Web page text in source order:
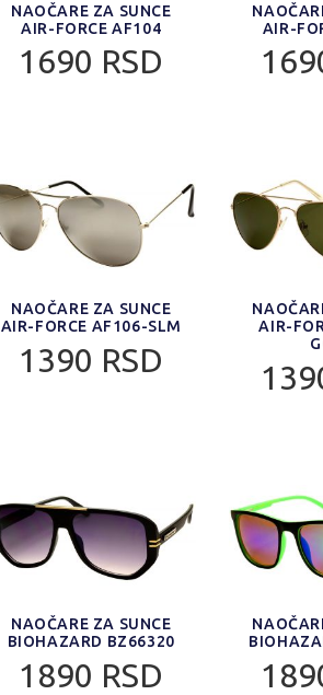
NAOČARE ZA SUNCE
AIR-FORCE AF104
1690 RSD
AIR-
NAOČARE ZA SUNCE
AIR-FORCE AF106-SLM
1390 RSD
AIR-
NAOČARE ZA SUNCE
BIOHAZARD BZ66320
1890 RSD